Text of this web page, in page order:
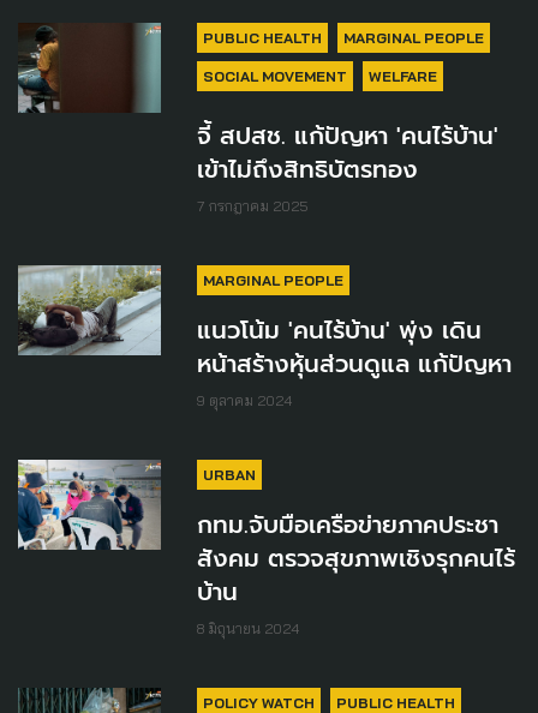
PUBLIC HEALTH MARGINAL PEOPLE
SOCIAL MOVEMENT WELFARE
จี้ สปสช. แก้ปัญหา 'คนไร้บ้าน'
เข้าไม่ถึงสิทธิบัตรทอง
7 กรกฎาคม 2025
MARGINAL PEOPLE
แนวโน้ม 'คนไร้บ้าน' พุ่ง เดิน
หน้าสร้างหุ้นส่วนดูแล แก้ปัญหา
9 ตุลาคม 2024
URBAN
กทม.จับมือเครือข่ายภาคประชา
สังคม ตรวจสุขภาพเชิงรุกคนไร้
บ้าน
8 มิถุนายน 2024
POLICY WATCH PUBLIC HEALTH